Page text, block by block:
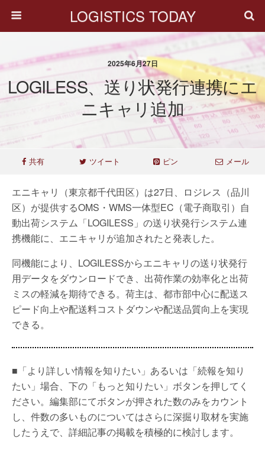
LOGISTICS TODAY
2025年6月27日
LOGILESS、送り状発行連携にエ
ニキャリ追加
共有 ツイート ピン メール
エニキャリ（東京都千代田区）は27日、ロジレス（品川
区）が提供するOMS・WMS一体型EC（電子商取引）自
動出荷システム「LOGILESS」の送り状発行システム連
携機能に、エニキャリが追加されたと発表した。
同機能により、LOGILESSからエニキャリの送り状発行
用データをダウンロードでき、出荷作業の効率化と出荷
ミスの軽減を期待できる。荷主は、都市部中心に配送ス
ピード向上や配送料コストダウンや配送品質向上を実現
できる。
■「より詳しい情報を知りたい」あるいは「続報を知り
たい」場合、下の「もっと知りたい」ボタンを押してく
ださい。編集部にてボタンが押された数のみをカウント
し、件数の多いものについてはさらに深掘り取材を実施
したうえで、詳細記事の掲載を積極的に検討します。